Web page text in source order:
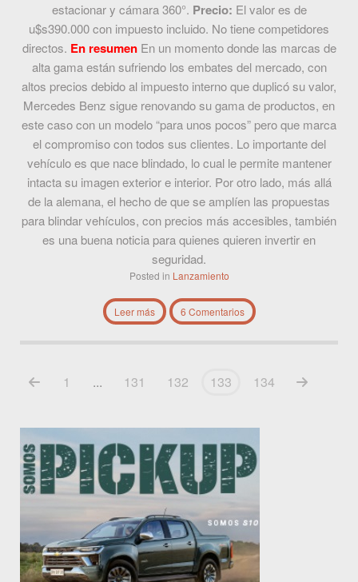
estacionar y cámara 360°. Precio: El valor es de
u$s390.000 con impuesto incluido. No tiene competidores
directos. En resumen En un momento donde las marcas de
alta gama están sufriendo los embates del mercado, con
altos precios debido al impuesto interno que duplicó su valor,
Mercedes Benz sigue renovando su gama de productos, en
este caso con un modelo “para unos pocos” pero que marca
el compromiso con todos sus clientes. Lo importante del
vehículo es que nace blindado, lo cual le permite mantener
intacta su imagen exterior e interior. Por otro lado, más allá
de la alemana, el hecho de que se amplíen las propuestas
para blindar vehículos, con precios más accesibles, también
es una buena noticia para quienes quieren invertir en
seguridad.
Posted in Lanzamiento
Leer más 6 Comentarios
1 ... 131 132 133 134